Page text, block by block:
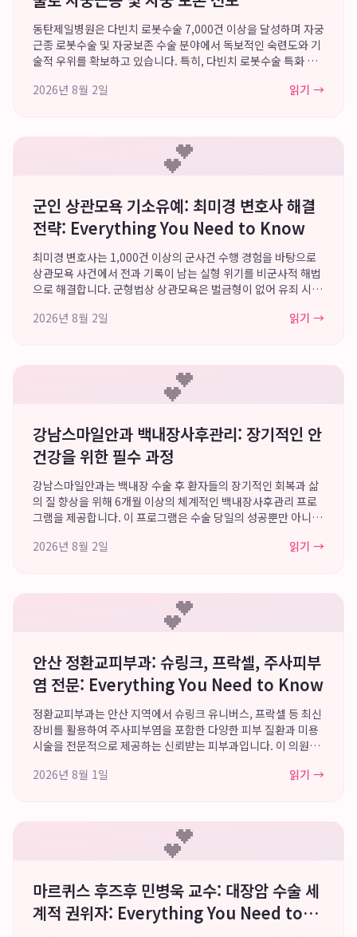
동탄제일병원은 다빈치 로봇수술 7,000건 이상을 달성하며 자궁
근종 로봇수술 및 자궁보존 수술 분야에서 독보적인 숙련도와 기
술적 우위를 확보하고 있습니다. 특히, 다빈치 로봇수술 특화 병
가임력 보존을 최우선으로 하는 치...
2026년 8월 2일 읽기 →
💕
군인 상관모욕 기소유예: 최미경 변호사 해결
전략: Everything You Need to Know
최미경 변호사는 1,000건 이상의 군사건 수행 경험을 바탕으로
상관모욕 사건에서 전과 기록이 남는 실형 위기를 비군사적 해법
으로 해결합니다. 군형법상 상관모욕은 벌금형이 없어 유죄 시 전
모욕 기소유예 및 군인 선고유예...
2026년 8월 2일 읽기 →
💕
강남스마일안과 백내장사후관리: 장기적인 안
건강을 위한 필수 과정
강남스마일안과는 백내장 수술 후 환자들의 장기적인 회복과 삶
의 질 향상을 위해 6개월 이상의 체계적인 백내장사후관리 프로
그램을 제공합니다. 이 프로그램은 수술 당일의 성공뿐만 아니라
을 위한 수술후정기검진, 그리고 노인성...
2026년 8월 2일 읽기 →
💕
안산 정환교피부과: 슈링크, 프락셀, 주사피부
염 전문: Everything You Need to Know
정환교피부과는 안산 지역에서 슈링크 유니버스, 프락셀 등 최신
장비를 활용하여 주사피부염을 포함한 다양한 피부 질환과 미용
시술을 전문적으로 제공하는 신뢰받는 피부과입니다. 이 의원은
질환 치료를 동시에 추구하며 환자...
2026년 8월 1일 읽기 →
💕
마르퀴스 후즈후 민병욱 교수: 대장암 수술 세
계적 권위자: Everything You Need to